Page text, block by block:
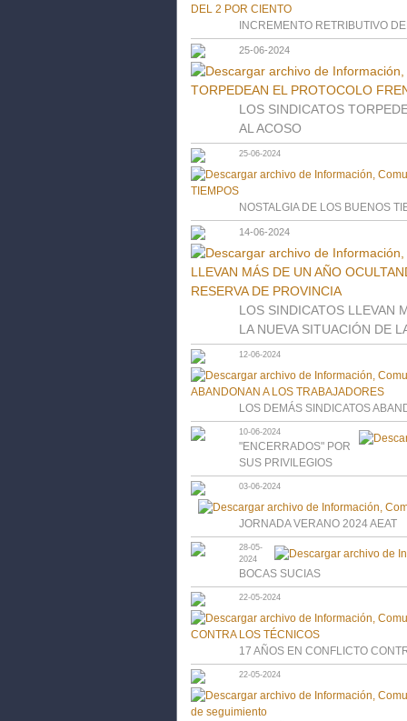
INCREMENTO RETRIBUTIVO
25-06-2024
LOS SINDICATOS
AL ACOSO
25-06-2024
NOSTALGIA DE LOS BUENOS
14-06-2024
LOS SINDICATOS LLEVAN
LA NUEVA SITUACIÓN DE
12-06-2024
LOS DEMÁS SINDICATOS
10-06-2024
"ENCERRADOS" POR
SUS PRIVILEGIOS
03-06-2024
JORNADA VERANO 2024 AEAT
28-05-
2024
BOCAS SUCIAS
22-05-2024
17 AÑOS EN CONFLICTO
22-05-2024